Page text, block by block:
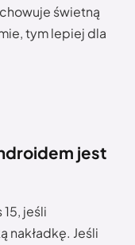
świetną
tym lepiej dla
jest
jeśli
nakładkę. Jeśli